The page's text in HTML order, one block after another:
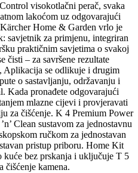
visokotlačni perač, svaka
lakoćom uz odgovarajući
Home & Garden vrlo je
savjetnik za primjenu, integriran
praktičnim savjetima o svakoj
čisti – za savršene rezultate
Aplikacija se odlikuje i drugim
o sastavljanju, održavanju i
Kada pronađete odgovarajući
mlazne cijevi i provjeravati
za čišćenje. K 4 Premium Power
Clean sustavom za jednostavnu
ručkom za jednostavan
pristup priboru. Home Kit
kuće bez prskanja i uključuje T 5
čišćenje kamena.